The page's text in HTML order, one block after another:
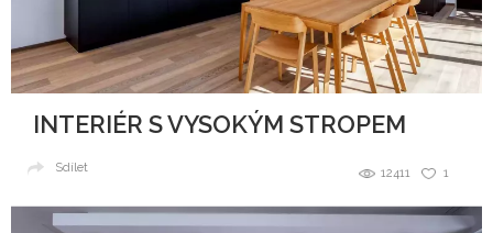
INTERIÉR S VYSOKÝM STROPEM
1
12411
Sdílet